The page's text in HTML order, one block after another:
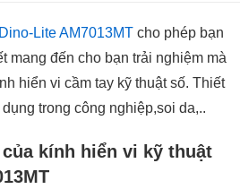
Lite AM7013MT cho phép bạn
mang đến cho bạn trải nghiệm mà
hiển vi cầm tay kỹ thuật số. Thiết
trong công nghiệp,soi da,..
kính hiển vi kỹ thuật